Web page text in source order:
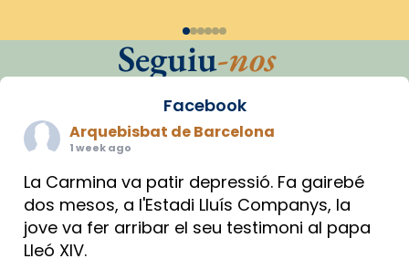
Seguiu-nos
Facebook
Arquebisbat de Barcelona
1 week ago
La Carmina va patir depressió. Fa gairebé
dos mesos, a l'Estadi Lluís Companys, la
jove va fer arribar el seu testimoni al papa
Lleó XIV.